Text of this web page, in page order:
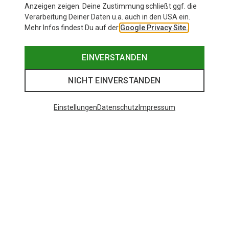
Anzeigen zeigen. Deine Zustimmung schließt ggf. die
Verarbeitung Deiner Daten u.a. auch in den USA ein.
Mehr Infos findest Du auf der Google Privacy Site.
EINVERSTANDEN
NICHT EINVERSTANDEN
EinstellungenDatenschutz Impressum